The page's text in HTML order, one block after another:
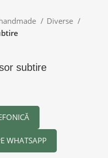
Diverse
subtire
WHATSAPP